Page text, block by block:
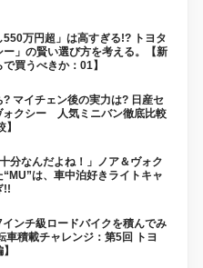
550万円超」は高すぎる!? トヨタ
ー」の賢い選び方を考える。【新
買うべきか：01】
マイチェン後の実力は? 日産セ
ォクシー 人気ミニバン徹底比較
分なんだよね！」ノア＆ヴォク
は、車中泊好きライトキャ
!!
インチ級ロードバイクを積んでみ
車積載チャレンジ：第5回 トヨ